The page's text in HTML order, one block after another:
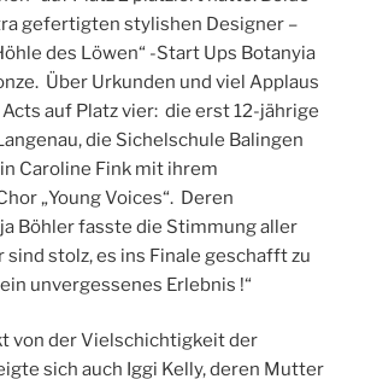
gefertigten stylishen Designer –
des Löwen“ -Start Ups Botanyia
Über Urkunden und viel Applaus
auf Platz vier: die erst 12-jährige
die Sichelschule Balingen
Caroline Fink mit ihrem
„Young Voices“. Deren
Böhler fasste die Stimmung aller
sind stolz, es ins Finale geschafft zu
ein unvergessenes Erlebnis !“
von der Vielschichtigkeit der
sich auch Iggi Kelly, deren Mutter